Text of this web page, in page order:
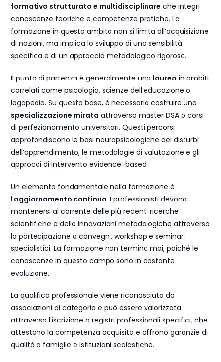
formativo strutturato e multidisciplinare che integri
conoscenze teoriche e competenze pratiche. La
formazione in questo ambito non si limita all’acquisizione
di nozioni, ma implica lo sviluppo di una sensibilità
specifica e di un approccio metodologico rigoroso.
Il punto di partenza è generalmente una laurea in ambiti
correlati come psicologia, scienze dell’educazione o
logopedia. Su questa base, è necessario costruire una
specializzazione mirata attraverso master DSA o corsi
di perfezionamento universitari. Questi percorsi
approfondiscono le basi neuropsicologiche dei disturbi
dell’apprendimento, le metodologie di valutazione e gli
approcci di intervento evidence-based.
Un elemento fondamentale nella formazione è
l’aggiornamento continuo. I professionisti devono
mantenersi al corrente delle più recenti ricerche
scientifiche e delle innovazioni metodologiche attraverso
la partecipazione a convegni, workshop e seminari
specialistici. La formazione non termina mai, poiché le
conoscenze in questo campo sono in costante
evoluzione.
La qualifica professionale viene riconosciuta da
associazioni di categoria e può essere valorizzata
attraverso l’iscrizione a registri professionali specifici, che
attestano la competenza acquisita e offrono garanzie di
qualità a famiglie e istituzioni scolastiche.